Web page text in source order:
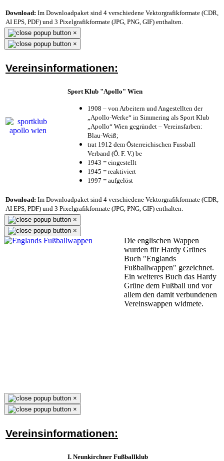
Download: Im Downloadpaket sind 4 verschiedene Vektorgrafikformate (CDR,
AI EPS, PDF) und 3 Pixelgrafikformate (JPG, PNG, GIF) enthalten.
×
×
Vereinsinformationen:
Sport Klub "Apollo" Wien
1908 – von Arbeitern und Angestellten der
„Apollo-Werke“ in Simmering als Sport Klub
„Apollo“ Wien gegründet – Vereinsfarben:
Blau-Weiß;
trat 1912 dem Österreichischen Fussball
Verband (Ö. F. V.) be
1943 = eingestellt
1945 = reaktiviert
1997 = aufgelöst
Download: Im Downloadpaket sind 4 verschiedene Vektorgrafikformate (CDR,
AI EPS, PDF) und 3 Pixelgrafikformate (JPG, PNG, GIF) enthalten.
×
×
Die englischen Wappen
wurden für Hardy Grünes
Buch "Englands
Fußballwappen" gezeichnet.
Ein weiteres Buch das Hardy
Grüne dem Fußball und vor
allem den damit verbundenen
Vereinswappen widmete.
×
×
Vereinsinformationen:
I. Neunkirchner Fußballklub